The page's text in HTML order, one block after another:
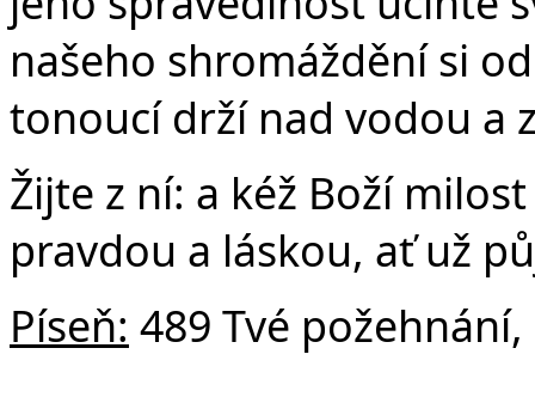
našeho shromáždění si
tonoucí drží nad vodou a
Žijte z ní: a kéž Boží
pravdou a láskou, ať už
Píseň: 489 Tvé